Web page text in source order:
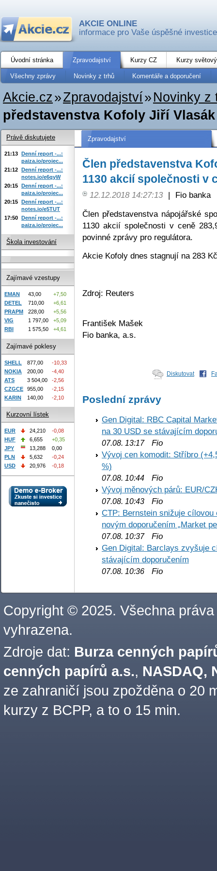
AKCIE ONLINE
informace pro Vaše úspěšné investice
Úvodní stránka Zpravodajství Kurzy CZ Kurzy
Všechny zprávy Novinky z trhů Komentáře a doporučení
Akcie.cz»Zpravodajství» Novinky z
představenstva Kofoly Jiří
Zpravodajství
Člen představenstva
1130 akcií společnosti v
12.12.2018 14:27:13 |
Fio banka
Člen představenstva nápojářské
1130 akcií společnosti v ceně
povinné zprávy pro regulátora.
Akcie Kofoly dnes stagnují na 283
Zdroj: Reuters
František Mašek
Fio banka, a.s.
Diskutovat
Poslední zprávy
Gen Digital: RBC Capital
na 30 USD se stávajícím
07.08. 13:17Fio
Vývoj cen komodit: Stříbro
%)
07.08. 10:44 Fio
Vývoj měnových párů: EUR/
07.08. 10:43 Fio
CTP: Bernstein snižuje
novým doporučením „Market
07.08. 10:37Fio
Gen Digital: Barclays zvyšuje
stávajícím doporučením
07.08. 10:36 Fio
Právě diskutujete
21:13 Denní report -...:
paiza.io/projec...
21:12 Denní report -...:
notes.io/e6qyW
20:15 Denní report -...:
paiza.io/projec...
20:15 Denní report -...:
notes.io/e5TUT
17:50 Denní report -...:
paiza.io/projec...
Škola investování
Zajímavé vzestupy
EMAN 43,00
+7,50
DETEL
710,00
+6,61
PRAPM
228,00
+5,56
VIG
1 797,00
+5,09
RBI
1 575,50 +4,61
Zajímavé poklesy
SHELL 877,00
-10,33
NOKIA
200,00
-4,40
ATS
3 504,00
-2,56
CZGCE
955,00
-2,15
KARIN
140,00 -2,10
Kurzovní lístek
EUR 24,210
-0,08
HUF
6,655
+0,35
JPY
13,288
0,00
PLN
5,632
-0,24
USD
20,976 -0,18
Copyright © 2025. Všechna práva
vyhrazena.
Zdroje dat: Burza cenných
cenných papírů a.s., NASDAQ,
ze zahraničí jsou zpožděna o 20
kurzy z BCPP, a to o 15 min.